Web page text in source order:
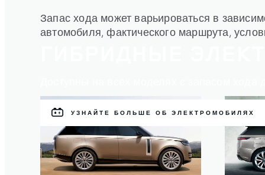
УЗНАЙТЕ БОЛЬШЕ ОБ ЭЛЕКТРОМОБИЛЯХ
Запас хода может варьироваться в
автомобиля, фактического маршрута,